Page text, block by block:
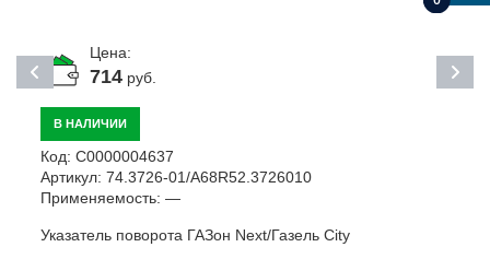
Цена:
714руб.
В НАЛИЧИИ
Код: С0000004637
Артикул: 74.3726-01/A68R52.3726010
Применяемость: —
Указатель поворота ГАЗон Next/Газель City